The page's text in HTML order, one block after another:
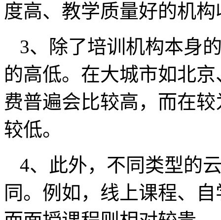
度高、教学质量好的机
3、除了培训机构本身
的高低。在大城市如北
费普遍会比较高，而在
较低。
4、此外，不同类型的
同。例如，线上课程、